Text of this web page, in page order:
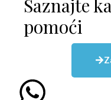
Saznajte
pomoći